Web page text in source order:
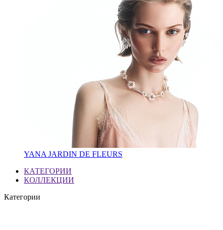
YANA JARDIN DE FLEURS
КАТЕГОРИИ
КОЛЛЕКЦИИ
Категории